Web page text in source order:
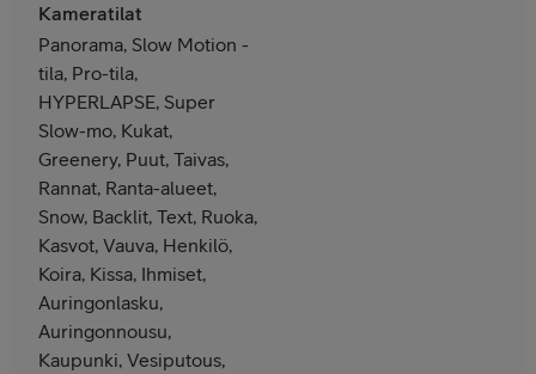
Kameratilat
Panorama, Slow Motion -
tila, Pro-tila,
HYPERLAPSE, Super
Slow-mo, Kukat,
Greenery, Puut, Taivas,
Rannat, Ranta-alueet,
Snow, Backlit, Text, Ruoka,
Kasvot, Vauva, Henkilö,
Koira, Kissa, Ihmiset,
Auringonlasku,
Auringonnousu,
Kaupunki, Vesiputous,